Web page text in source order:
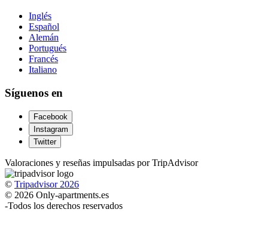
Inglés
Español
Alemán
Portugués
Francés
Italiano
Síguenos en
Facebook
Instagram
Twitter
Valoraciones y reseñas impulsadas por TripAdvisor
© Tripadvisor 2026
© 2026 Only-apartments.es
-Todos los derechos reservados